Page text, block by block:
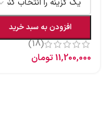
افزودن به سبد خرید
(18)
11,200,000تومان